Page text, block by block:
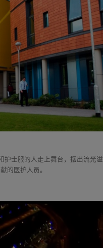
护士服的人走上舞台，摆出流光溢
的医护人员。